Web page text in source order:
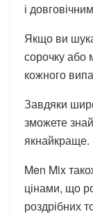
і
Якщо ви
сорочку або
кожного
Завдяки
зможете
якнайкраще.
Men Mix
цінами, що
роздрібних